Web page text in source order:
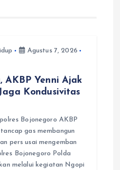
Agustus 7, 2026
AKBP Yenni Ajak
Kondusivitas
Bojonegoro AKBP
gas membangun
pers usai mengemban
Bojonegoro Polda
melalui kegiatan Ngopi